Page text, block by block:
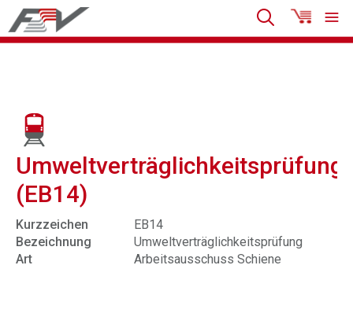
Umweltverträglichkeitsprüfung
(EB14)
Kurzzeichen
EB14
Bezeichnung
Umweltverträglichkeitsprüfung
Art
Arbeitsausschuss Schiene